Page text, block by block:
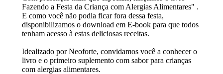
Fazendo a Festa da Criança com Alergias Alimentares" .
E como você não podia ficar fora dessa festa,
disponibilizamos o download em E-book para que todos
tenham acesso à estas deliciosas receitas.
Idealizado por Neoforte, convidamos você a conhecer o
livro e o primeiro suplemento com sabor para crianças
com alergias alimentares.